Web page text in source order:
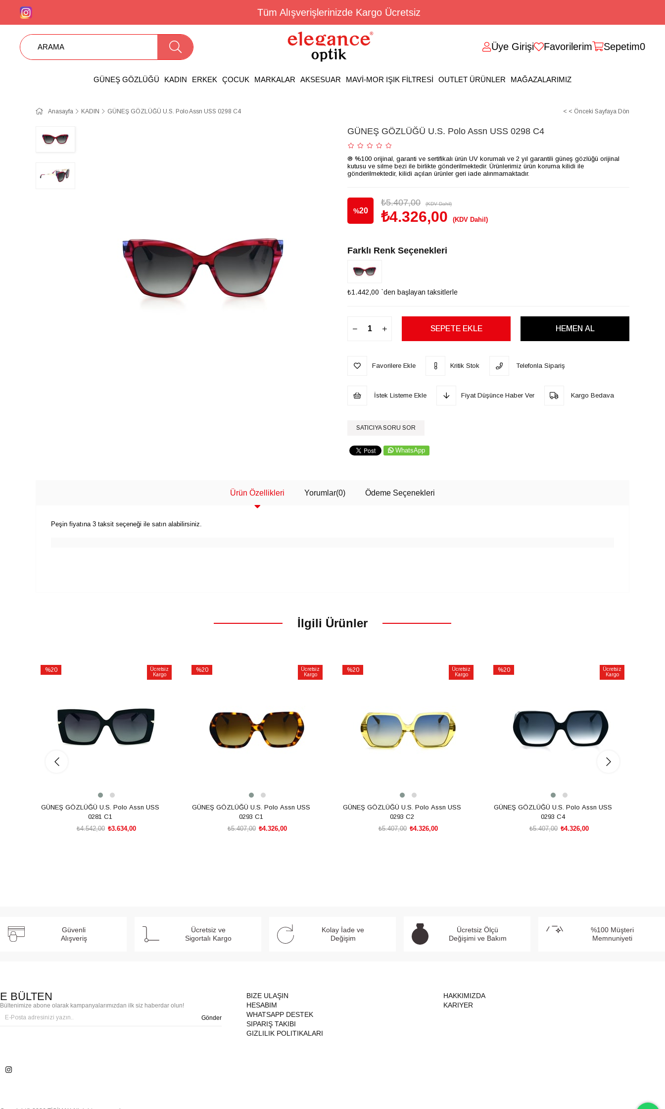
Tüm Alışverişlerinizde Kargo Ücretsiz
Üye Girişi Favorilerim Sepetim0
GÜNEŞ GÖZLÜĞÜ KADIN ERKEK ÇOCUK MARKALAR AKSESUAR MAVİ-MOR IŞIK FİLTRESİ OUTLET ÜRÜNLER MAĞAZALARIMIZ
Anasayfa KADIN GÜNEŞ GÖZLÜĞÜ U.S. Polo Assn USS 0298 C4 < < Önceki Sayfaya Dön
GÜNEŞ GÖZLÜĞÜ U.S. Polo Assn USS 0298 C4
® %100 orijinal, garanti ve sertifikalı ürün UV korumalı ve 2 yıl garantili güneş gözlüğü orijinal
kutusu ve silme bezi ile birlikte gönderilmektedir. Ürünlerimiz ürün koruma kilidi ile
gönderilmektedir, kilidi açılan ürünler geri iade alınmamaktadır.
%20
₺5.407,00 (KDV Dahil)
₺4.326,00 (KDV Dahil)
Farklı Renk Seçenekleri
₺1.442,00 `den başlayan taksitlerle
Favorilere Ekle Kritik Stok Telefonla Sipariş
İstek Listeme Ekle Fiyat Düşünce Haber Ver Kargo Bedava
SATICIYA SORU SOR
WhatsApp
Ürün Özellikleri Yorumlar(0) Ödeme Seçenekleri
Peşin fiyatına 3 taksit seçeneği ile satın alabilirsiniz.
İlgili Ürünler
%20
Ücretsiz
Kargo
GÜNEŞ GÖZLÜĞÜ U.S. Polo Assn USS
0281 C1
₺3.634,00
₺4.542,00
%20
Ücretsiz
Kargo
GÜNEŞ GÖZLÜĞÜ U.S. Polo Assn USS
0293 C1
₺4.326,00
₺5.407,00
%20
Ücretsiz
Kargo
GÜNEŞ GÖZLÜĞÜ U.S. Polo Assn USS
0293 C2
₺4.326,00
₺5.407,00
%20
Ücretsiz
Kargo
GÜNEŞ GÖZLÜĞÜ U.S. Polo Assn USS
0293 C4
₺4.326,00
₺5.407,00
Güvenli
Alışveriş
Ücretsiz ve
Sigortalı Kargo
Kolay İade ve
Değişim
Ücretsiz Ölçü
Değişimi ve Bakım
%100 Müşteri
Memnuniyeti
E BÜLTEN
Bültenimize abone olarak kampanyalarımızdan ilk siz haberdar olun!
Gönder
BIZE ULAŞIN
HESABIM
WHATSAPP DESTEK
SIPARIŞ TAKIBI
GIZLILIK POLITIKALARI
HAKKIMIZDA
KARIYER